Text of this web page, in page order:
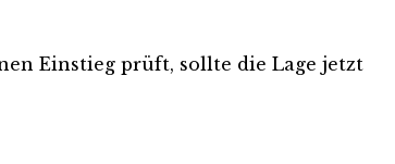
Einstieg prüft, sollte die Lage jetzt